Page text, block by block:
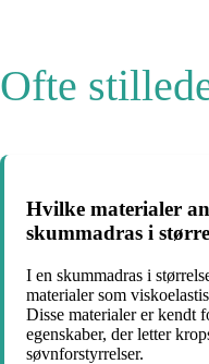
Ofte
Hvilke materialer
skummadras i
I en skummadras i
materialer som
Disse materialer er kendt
egenskaber, der letter
søvnforstyrrelser.